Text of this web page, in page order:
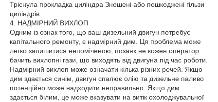
Тріснула прокладка циліндра Зношені або пошкоджені гільзи
циліндрів
4. НАДМІРНИЙ ВИХЛОП
Одним із ознак того, що ваш дизельний двигун потребує
капітального ремонту, є надмірний дим. Ця проблема може
легко залишитися непоміченою, позаяк не кожен оператор
бачить вихлопні гази, що виходять від двигуна під час роботи.
Надмірний вихлоп може означати кілька різних речей. Якщо
дим здається синім, двигун спалює олію та дизельне паливо
потенційно може надходити неправильно. Якщо дим
здається білим, це може вказувати на витік охолоджувальної